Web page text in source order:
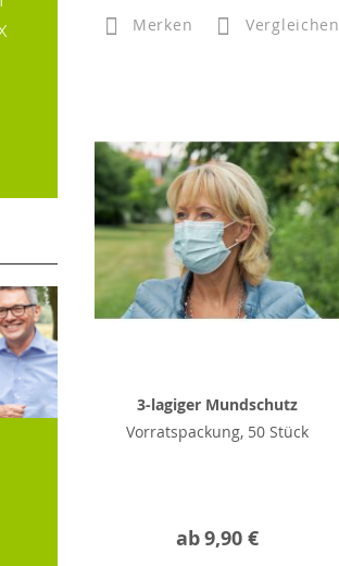
Merken Vergleichen
3-lagiger Mundschutz
Vorratspackung, 50 Stück
ab9,90 €